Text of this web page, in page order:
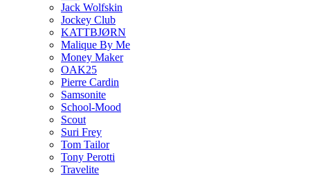
Jack Wolfskin
Jockey Club
KATTBJØRN
Malique By Me
Money Maker
OAK25
Pierre Cardin
Samsonite
School-Mood
Scout
Suri Frey
Tom Tailor
Tony Perotti
Travelite